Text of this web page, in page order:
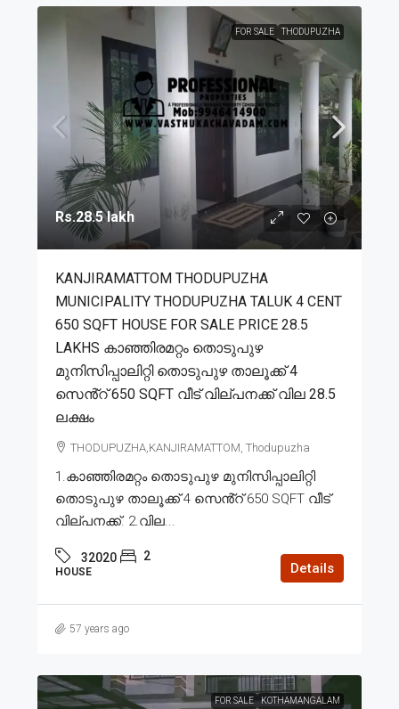
FOR SALE THODUPUZHA
Rs.28.5 lakh
KANJIRAMATTOM THODUPUZHA
MUNICIPALITY THODUPUZHA TALUK 4 CENT
650 SQFT HOUSE FOR SALE PRICE 28.5
LAKHS കാഞ്ഞിരമറ്റം തൊടുപുഴ
മുനിസിപ്പാലിറ്റി തൊടുപുഴ താലൂക്ക് 4
സെൻ്റ് 650 SQFT വീട് വില്പനക്ക് വില 28.5
ലക്ഷം
THODUPUZHA,KANJIRAMATTOM, Thodupuzha
1.കാഞ്ഞിരമറ്റം തൊടുപുഴ മുനിസിപ്പാലിറ്റി
തൊടുപുഴ താലൂക്ക് 4 സെൻ്റ് 650 SQFT വീട്
വില്പനക്ക്. 2.വില...
32020 2
HOUSE Details
57 years ago
FOR SALE KOTHAMANGALAM